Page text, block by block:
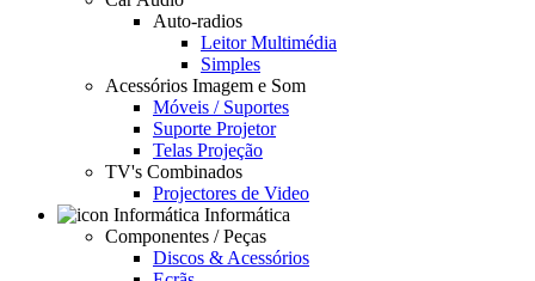
Auto-radios
Leitor Multimédia
Simples
Acessórios Imagem e Som
Móveis / Suportes
Suporte Projetor
Telas Projeção
TV's Combinados
Projectores de Video
Informática
Componentes / Peças
Discos & Acessórios